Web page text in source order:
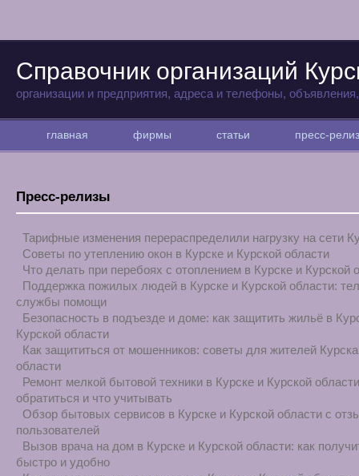
Справочник организаций
организации и предприятия, адреса и телефоны,
главная фирмы статьи пресс-
Пресс-релизы
Тарифные изменения перераспределили нагрузку на сети
Советы по утеплению окон в Курске и Курской области
Что делать при перебоях с отоплением в Курске и Курской
Поддержка пожилых людей в Курске и Курской области:
службы помощи
Безопасность в подъезде и доме: как защитить жильё в
Курской области
Как защититься от мошенников: советы для жителей
области
Ремонт мелкой бытовой техники в Курске и Курской
обратиться и что учитывать
Обзор бытовых сервисов в Курске и Курской области с
пользователей
Вызов врача на дом в Курске и Курской области: как
быстро и удобно